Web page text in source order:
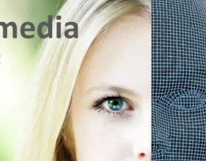
Beyond Big Tech:
workshop at EuroPCom